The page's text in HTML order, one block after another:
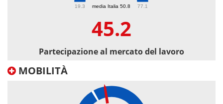
media Italia 50.8
19.3 77.1
45.2
Partecipazione al mercato del lavoro
MOBILITÀ